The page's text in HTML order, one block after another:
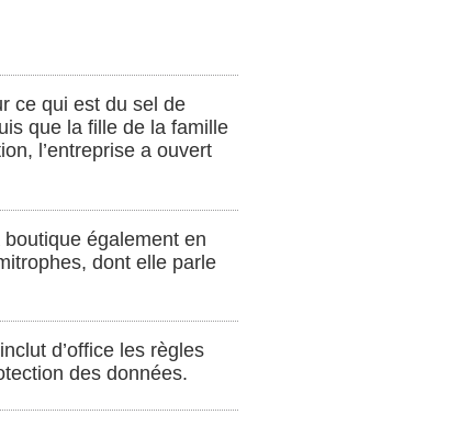
ce qui est du sel de
que la fille de la famille
l’entreprise a ouvert
également en
dont elle parle
d’office les règles
des données.